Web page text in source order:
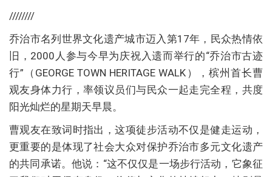
////////
乔治市名列世界文化遗产城市迈入第17年，民众热情依
旧，2000人参与今早为庆祝入遗而举行的“乔治市古迹
行”（GEORGE TOWN HERITAGE WALK），槟州首长曹
观友身体力行，率领议员们与民众一起走完全程，共度
阳光灿烂的星期天早晨。
曹观友在致词时指出，这项徒步活动不仅是健走运动，
更重要的是体现了社会大众对保护乔治市多元文化遗产
的共同承诺。他说：“这不仅仅是一场步行活动，它象征